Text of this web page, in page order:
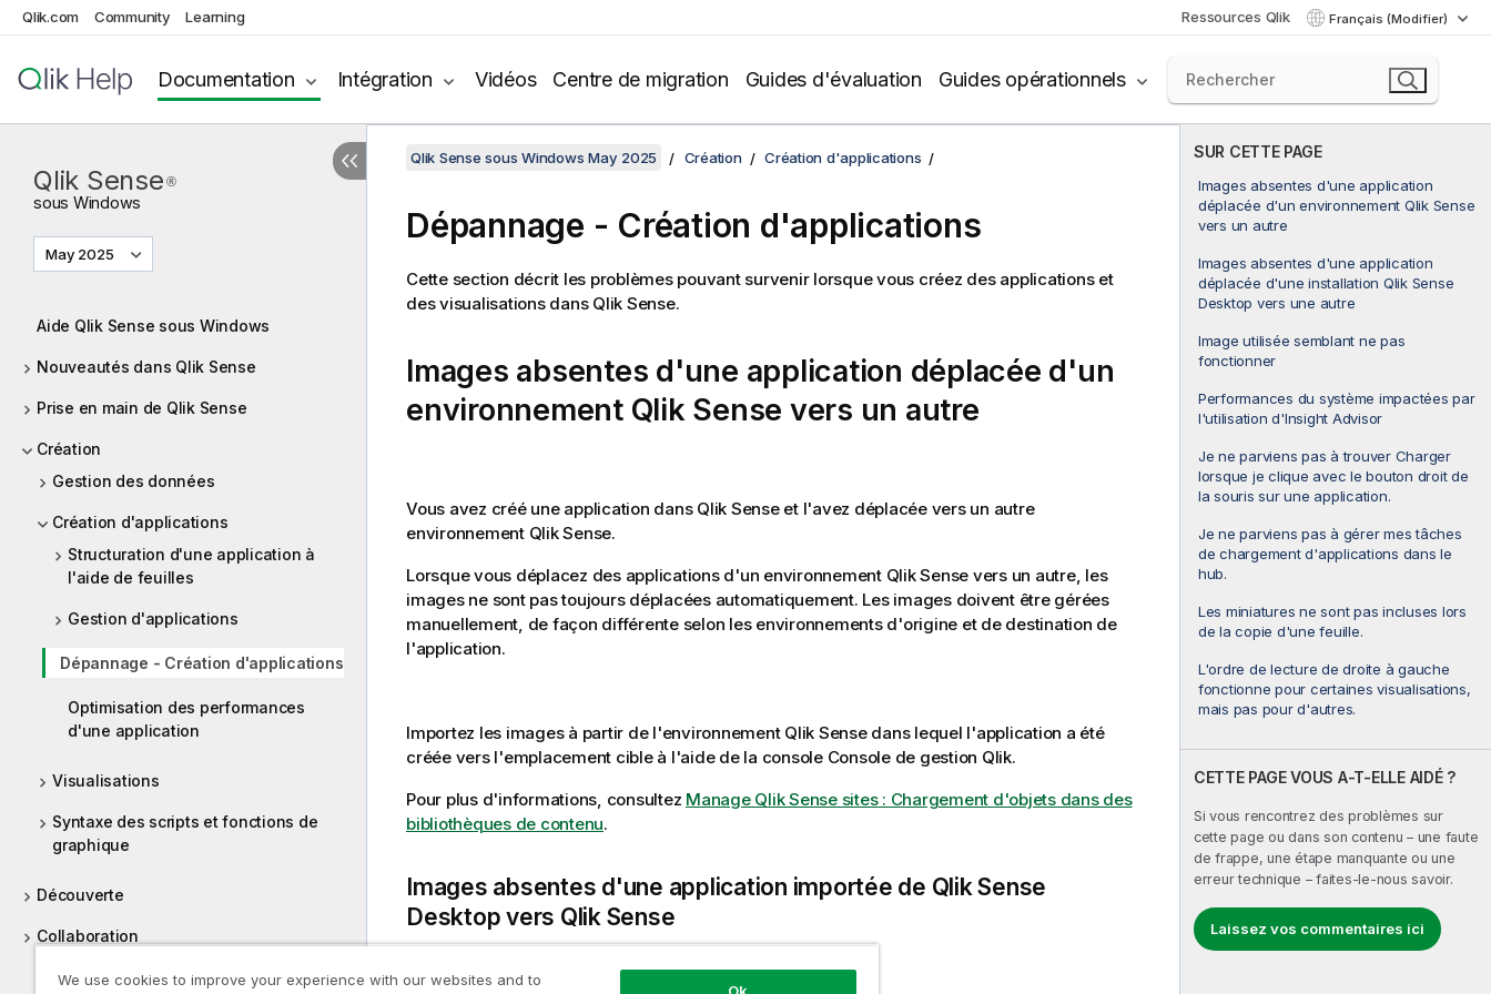
Qlik.com Community Learning Ressources Qlik Français (Modifier)
Documentation Intégration Vidéos Centre de migration Guides d'évaluation Guides opérationnels
Qlik Sense ®
sous Windows
May 2025
Aide Qlik Sense sous Windows
Nouveautés dans Qlik Sense
Prise en main de Qlik Sense
Création
Gestion des données
Création d'applications
Structuration d'une application à
l'aide de feuilles
Gestion d'applications
Dépannage - Création d'applications
Optimisation des performances
d'une application
Visualisations
Syntaxe des scripts et fonctions de
graphique
Découverte
Collaboration
Aide aux développeurs
SUR CETTE PAGE
Images absentes d'une application
déplacée d'un environnement Qlik Sense
vers un autre
Images absentes d'une application
déplacée d'une installation Qlik Sense
Desktop vers une autre
Image utilisée semblant ne pas
fonctionner
Performances du système impactées par
l'utilisation d'Insight Advisor
Je ne parviens pas à trouver Charger
lorsque je clique avec le bouton droit de
la souris sur une application.
Je ne parviens pas à gérer mes tâches
de chargement d'applications dans le
hub.
Les miniatures ne sont pas incluses lors
de la copie d'une feuille.
L'ordre de lecture de droite à gauche
fonctionne pour certaines visualisations,
mais pas pour d'autres.
CETTE PAGE VOUS A-T-ELLE AIDÉ ?
Si vous rencontrez des problèmes sur
cette page ou dans son contenu – une faute
de frappe, une étape manquante ou une
erreur technique – faites-le-nous savoir.
Laissez vos commentaires ici
Qlik Sense sous Windows May 2025 Création Création d'applications
Dépannage - Création d'applications
Cette section décrit les problèmes pouvant survenir lorsque vous créez des applications et
des visualisations dans Qlik Sense.
Images absentes d'une application déplacée d'un
environnement Qlik Sense vers un autre
Vous avez créé une application dans Qlik Senseet l'avez déplacée vers un autre
environnement Qlik Sense.
Lorsque vous déplacez des applications d'un environnement Qlik Sense vers un autre, les
images ne sont pas toujours déplacées automatiquement. Les images doivent être gérées
manuellement, de façon différente selon les environnements d'origine et de destination de
l'application.
Importez les images à partir de l'environnement Qlik Sensedans lequel l'application a été
créée vers l'emplacement cible à l'aide de la console Console de gestion Qlik.
Pour plus d'informations, consultez Manage Qlik Sense sites: Chargement d'objets dans des
bibliothèques de contenu.
Images absentes d'une application importée de Qlik Sense
Desktop vers Qlik Sense
We use cookies to improve your experience with our websites and to